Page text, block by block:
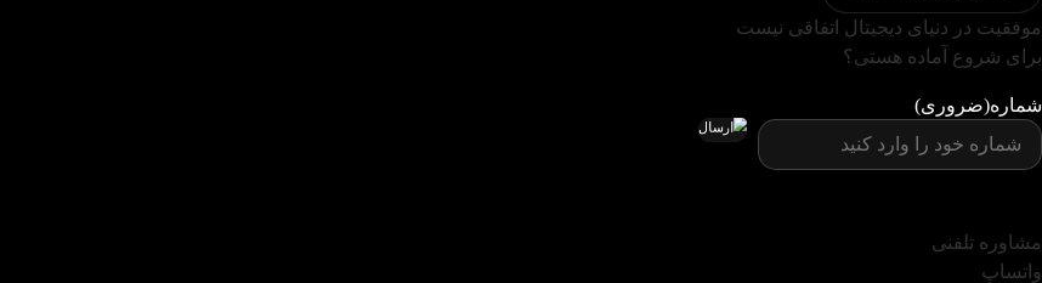
موفقیت در دنیای دیجیتال اتفاقی نیست
برای شروع آماده هستی؟
شماره(ضروری)
مشاوره تلفنی
واتساپ